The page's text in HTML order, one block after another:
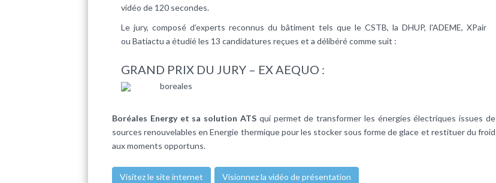
vidéo de 120 secondes.
Le jury, composé d’experts reconnus du bâtiment tels que le CSTB, la DHUP, l'ADEME, XPair
ou Batiactu a étudié les 13 candidatures reçues et a délibéré comme suit :
GRAND PRIX DU JURY – EX AEQUO :
Boréales Energy et sa solution ATSqui permet de transformer les énergies électriques issues de
sources renouvelables en Energie thermique pour les stocker sous forme de glace et restituer du froid
aux moments opportuns.
Visitez le site internet Visionnez la vidéo de présentation